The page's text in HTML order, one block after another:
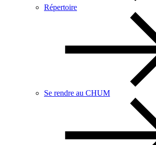
Répertoire
Se rendre au CHUM